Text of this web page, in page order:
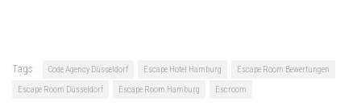
Tags: Code Agency Düsseldorf Escape Hotel Hamburg
Escape Room Bewertungen
Escape Room Düsseldorf
Escape Room Hamburg Escroom